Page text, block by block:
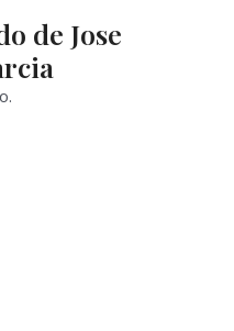
de Jose